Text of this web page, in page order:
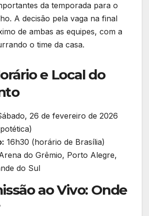
da temporada para o
A decisão pela vaga na final
de ambas as equipes, com a
o time da casa.
e Local do
26 de fevereiro de 2026
16h30 (horário de Brasília)
do Grêmio, Porto Alegre,
do Sul
ao Vivo: Onde